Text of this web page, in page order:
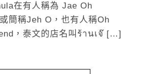
在有人稱為 Jae Oh
簡稱Jeh O，也有人稱Oh
，泰文的店名叫ร้านเจ๊ […]